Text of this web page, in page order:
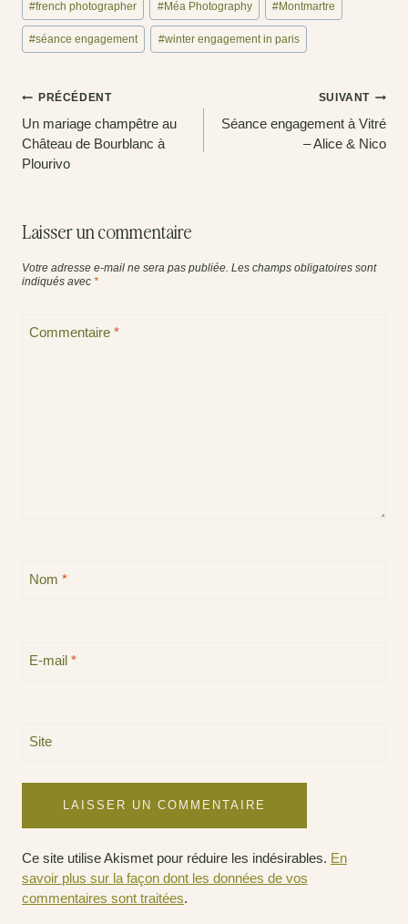
de
la
publication :
#french photographer #Méa Photography #Montmartre
#séance engagement #winter engagement in paris
Navigation
de
l’article
PRÉCÉDENT
Un mariage champêtre au
Château de Bourblanc à
Plourivo
SUIVANT
Séance engagement à Vitré
– Alice & Nico
Laisser un commentaire
Votre adresse e-mail ne sera pas publiée. Les champs obligatoires sont
indiqués avec *
Commentaire *
Nom *
E-mail *
Site
Ce site utilise Akismet pour réduire les indésirables. En
savoir plus sur la façon dont les données de vos
commentaires sont traitées.